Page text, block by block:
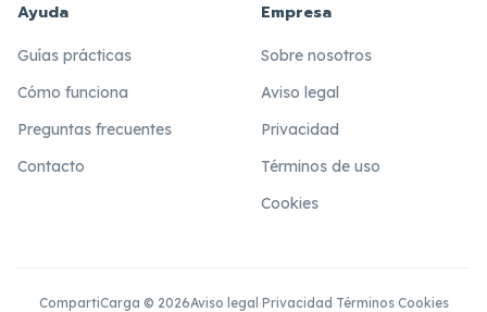
Ayuda
Guías prácticas
Cómo funciona
Preguntas frecuentes
Contacto
Empresa
Sobre nosotros
Aviso legal
Privacidad
Términos de uso
Cookies
CompartiCarga © 2026Aviso legal ·Privacidad ·Términos·Cookies